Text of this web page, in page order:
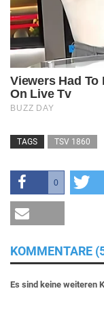
TAGS TSV 1860
0
KOMMENTARE
Es sind keine weiteren